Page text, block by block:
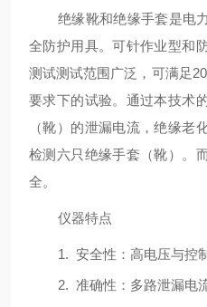
绝缘靴和绝缘手套是电
全防护用具。可针作业型和
测试测试范围广泛，可满足
要求下的试验。通过本技术
（靴）的泄漏电流，绝缘老
检测六只绝缘手套（靴）。
全。
仪器特点
1. 安全性：高电压与控
2. 准确性：多路泄漏电